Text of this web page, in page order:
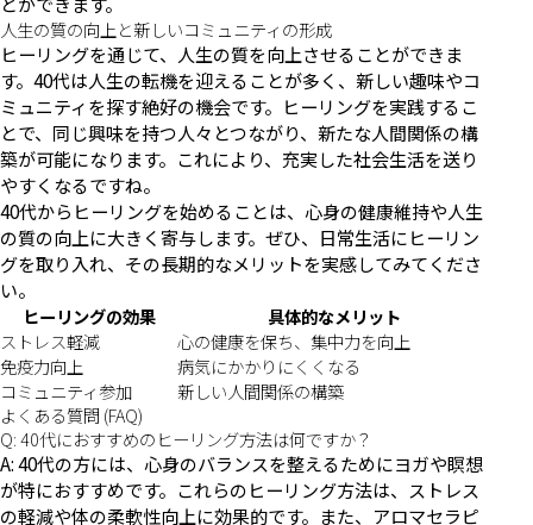
人生の質の向上と新しいコミュニティの形成
ヒーリングを通じて、人生の質を向上させることができま
す。40代は人生の転機を迎えることが多く、新しい趣味やコ
ミュニティを探す絶好の機会です。ヒーリングを実践するこ
とで、同じ興味を持つ人々とつながり、新たな人間関係の構
築が可能になります。これにより、充実した社会生活を送り
やすくなるですね。
40代からヒーリングを始めることは、心身の健康維持や人生
の質の向上に大きく寄与します。ぜひ、日常生活にヒーリン
グを取り入れ、その長期的なメリットを実感してみてくださ
い。
ヒーリングの効果
具体的なメリット
ストレス軽減
心の健康を保ち、集中力を向上
免疫力向上
病気にかかりにくくなる
コミュニティ参加
新しい人間関係の構築
よくある質問 (FAQ)
Q: 40代におすすめのヒーリング方法は何ですか？
A: 40代の方には、心身のバランスを整えるためにヨガや瞑想
が特におすすめです。これらのヒーリング方法は、ストレス
の軽減や体の柔軟性向上に効果的です。また、アロマセラピ